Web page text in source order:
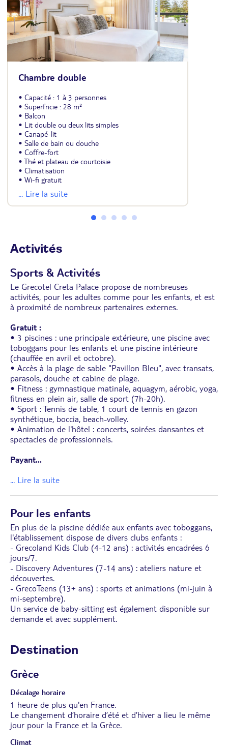
Chambre double
• Capacité : 1 à 3 personnes
• Superfricie : 28 m²
• Balcon
• Lit double ou deux lits simples
• Canapé-lit
• Salle de bain ou douche
• Coffre-fort
• Thé et plateau de courtoisie
• Climatisation
• Wi-fi gratuit
• Télévision LCD
• Peignoir et chaussons
• Sèche-cheveux
... Lire la suite
Activités
Sports & Activités
Le Grecotel Creta Palace propose de nombreuses
activités, pour les adultes comme pour les enfants, et est
à proximité de nombreux partenaires externes.
Gratuit :
• 3 piscines : une principale extérieure, une piscine avec
toboggans pour les enfants et une piscine intérieure
(chauffée en avril et octobre).
• Accès à la plage de sable "Pavillon Bleu", avec transats,
parasols, douche et cabine de plage.
• Fitness : gymnastique matinale, aquagym, aérobic, yoga,
fitness en plein air, salle de sport (7h-20h).
• Sport : Tennis de table, 1 court de tennis en gazon
synthétique, boccia, beach-volley.
• Animation de l'hôtel : concerts, soirées dansantes et
spectacles de professionnels.
Payant...
... Lire la suite
Pour les enfants
En plus de la piscine dédiée aux enfants avec toboggans,
l'établissement dispose de divers clubs enfants :
- Grecoland Kids Club (4-12 ans) : activités encadrées 6
jours/7.
- Discovery Adventures (7-14 ans) : ateliers nature et
découvertes.
- GrecoTeens (13+ ans) : sports et animations (mi-juin à
mi-septembre).
Un service de baby-sitting est également disponible sur
demande et avec supplément.
Destination
Grèce
Décalage horaire
1 heure de plus qu'en France.
Le changement d’horaire d’été et d’hiver a lieu le même
jour pour la France et la Grèce.
Climat